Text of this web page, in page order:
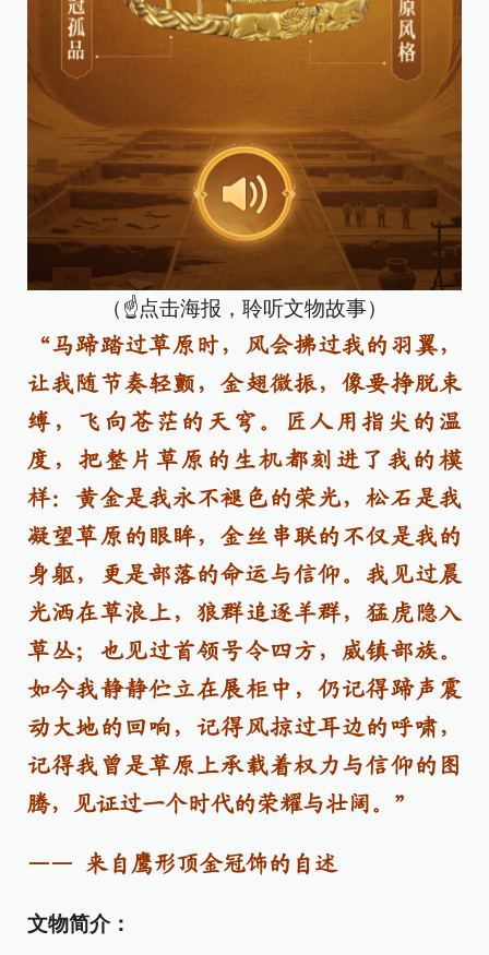
（☝点击海报，聆听文物故事）
“马蹄踏过草原时，风会拂过我的羽翼，
让我随节奏轻颤，金翅微振，像要挣脱束
缚，飞向苍茫的天穹。匠人用指尖的温
度，把整片草原的生机都刻进了我的模
样：黄金是我永不褪色的荣光，松石是我
凝望草原的眼眸，金丝串联的不仅是我的
身躯，更是部落的命运与信仰。我见过晨
光洒在草浪上，狼群追逐羊群，猛虎隐入
草丛；也见过首领号令四方，威镇部族。
如今我静静伫立在展柜中，仍记得蹄声震
动大地的回响，记得风掠过耳边的呼啸，
记得我曾是草原上承载着权力与信仰的图
腾，见证过一个时代的荣耀与壮阔。”
—— 来自鹰形顶金冠饰的自述
文物简介：